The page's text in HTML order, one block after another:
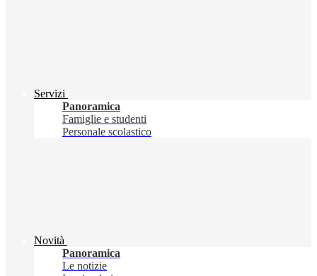
Servizi
Panoramica
Famiglie e studenti
Personale scolastico
Novità
Panoramica
Le notizie